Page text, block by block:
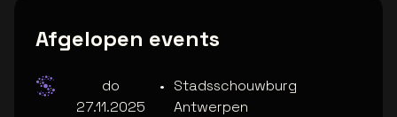
Afgelopen events
do
27.11.2025
• Stadsschouwburg
Antwerpen